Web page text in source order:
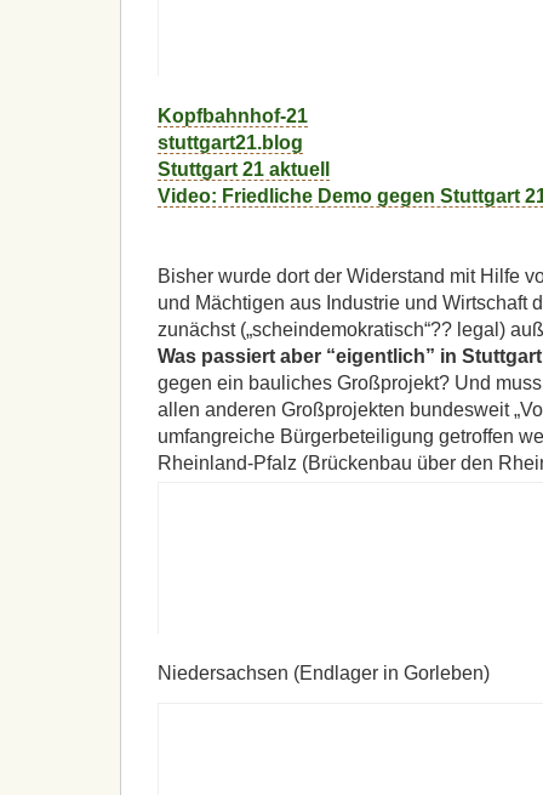
Kopfbahnhof-21
stuttgart21.blog
Stuttgart 21 aktuell
Video: Friedliche Demo gegen Stuttgart
Bisher wurde dort der Widerstand mit Hilfe
und Mächtigen aus Industrie und Wirtschaft
zunächst („scheindemokratisch“?? legal)
Was passiert aber “eigentlich” in
gegen ein bauliches Großprojekt? Und
allen anderen Großprojekten bundesweit
umfangreiche Bürgerbeteiligung getroffen
Rheinland-Pfalz (Brückenbau über den
Niedersachsen (Endlager in Gorleben)